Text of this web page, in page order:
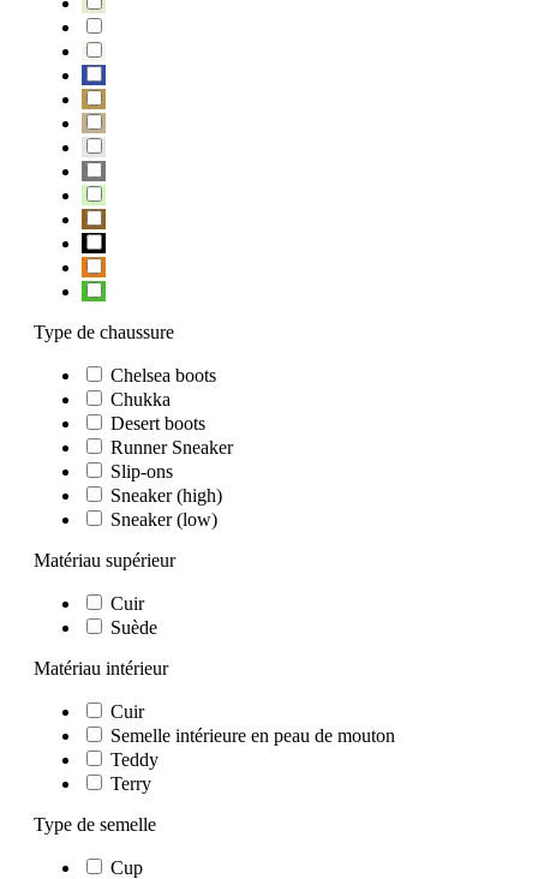
Type de chaussure
Chelsea boots
Chukka
Desert boots
Runner Sneaker
Slip-ons
Sneaker (high)
Sneaker (low)
Matériau supérieur
Cuir
Suède
Matériau intérieur
Cuir
Semelle intérieure en peau de mouton
Teddy
Terry
Type de semelle
Cup